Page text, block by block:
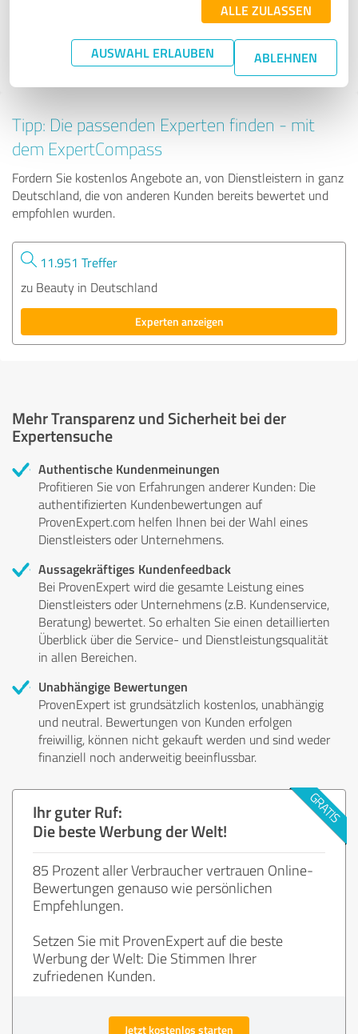
ALLE ZULASSEN
AUSWAHL ERLAUBEN ABLEHNEN
4.97 von 5
Tipp: Die passenden Experten finden - mit
dem ExpertCompass
Fordern Sie kostenlos Angebote an, von Dienstleistern in ganz
Deutschland, die von anderen Kunden bereits bewertet und
empfohlen wurden.
11.951 Treffer
zu Beauty in Deutschland
Experten anzeigen
Mehr Transparenz und Sicherheit bei der
Expertensuche
Authentische Kundenmeinungen
Profitieren Sie von Erfahrungen anderer Kunden: Die
authentifizierten Kundenbewertungen auf
ProvenExpert.com helfen Ihnen bei der Wahl eines
Dienstleisters oder Unternehmens.
Aussagekräftiges Kundenfeedback
Bei ProvenExpert wird die gesamte Leistung eines
Dienstleisters oder Unternehmens (z.B. Kundenservice,
Beratung) bewertet. So erhalten Sie einen detaillierten
Überblick über die Service- und Dienstleistungsqualität
in allen Bereichen.
Unabhängige Bewertungen
ProvenExpert ist grundsätzlich kostenlos, unabhängig
und neutral. Bewertungen von Kunden erfolgen
freiwillig, können nicht gekauft werden und sind weder
finanziell noch anderweitig beeinflussbar.
Ihr guter Ruf:
Die beste Werbung der Welt!
85 Prozent aller Verbraucher vertrauen Online-
Bewertungen genauso wie persönlichen
Empfehlungen.
Setzen Sie mit ProvenExpert auf die beste
Werbung der Welt: Die Stimmen Ihrer
zufriedenen Kunden.
Jetzt kostenlos starten